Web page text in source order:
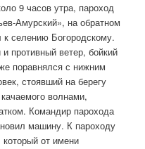
9 часов утра, пароход
Амурский», на обратном
селению Богородскому.
противный ветер, бойкий
поравнялся с нижним
стоявший на берегу
волнами,
Командир парохода
машину. К пароходу
от имени